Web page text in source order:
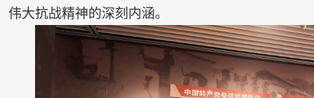
伟大抗战精神的深刻内涵。